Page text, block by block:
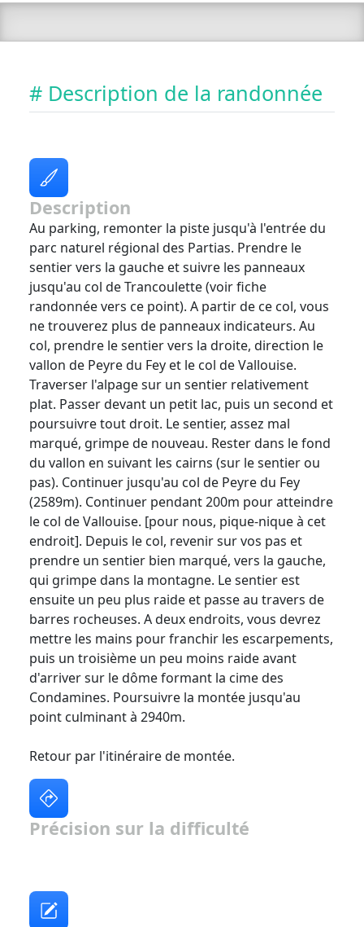
# Description de la randonnée
Description
Au parking, remonter la piste jusqu'à l'entrée du
parc naturel régional des Partias. Prendre le
sentier vers la gauche et suivre les panneaux
jusqu'au col de Trancoulette (voir fiche
randonnée vers ce point). A partir de ce col, vous
ne trouverez plus de panneaux indicateurs. Au
col, prendre le sentier vers la droite, direction le
vallon de Peyre du Fey et le col de Vallouise.
Traverser l'alpage sur un sentier relativement
plat. Passer devant un petit lac, puis un second et
poursuivre tout droit. Le sentier, assez mal
marqué, grimpe de nouveau. Rester dans le fond
du vallon en suivant les cairns (sur le sentier ou
pas). Continuer jusqu'au col de Peyre du Fey
(2589m). Continuer pendant 200m pour atteindre
le col de Vallouise. [pour nous, pique-nique à cet
endroit]. Depuis le col, revenir sur vos pas et
prendre un sentier bien marqué, vers la gauche,
qui grimpe dans la montagne. Le sentier est
ensuite un peu plus raide et passe au travers de
barres rocheuses. A deux endroits, vous devrez
mettre les mains pour franchir les escarpements,
puis un troisième un peu moins raide avant
d'arriver sur le dôme formant la cime des
Condamines. Poursuivre la montée jusqu'au
point culminant à 2940m.
Retour par l'itinéraire de montée.
Précision sur la difficulté